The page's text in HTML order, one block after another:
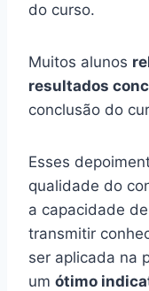
do curso.
Muitos alunos
resultados
conclusão do
Esses
qualidade do
a capacidade
transmitir
ser aplicada na
um ótimo